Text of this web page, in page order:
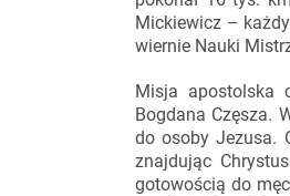
Mickiewicz –
wiernie Nauki
Misja apostolska
Bogdana Częsza.
do osoby Jezusa.
znajdując
gotowością do